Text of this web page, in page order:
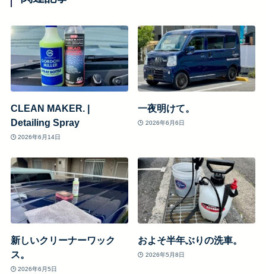
CLEAN MAKER. |
Detailing Spray
2026年6月14日
一夜明けて。
2026年6月6日
新しいクリーナーワック
ス。
2026年6月5日
およそ半年ぶりの洗車。
2026年5月8日